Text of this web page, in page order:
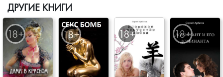
ДРУГИЕ КНИГИ